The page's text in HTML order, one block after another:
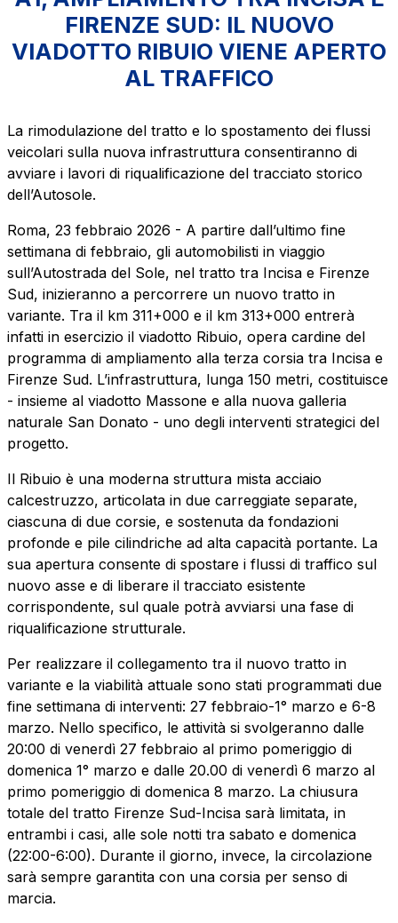
Il gruppo
Tecne
La società di ingegneria del gruppo Autostrade per
Amplia
Società leader in Italia nella realizzazione di
infrastrutture complesse
Elgea
Produzione e vendita di energia da fonti rinnovabili
AdMoving
spazi, servizi pubblicitari, gestione eventi nelle aree
di servizio
YouVerse
servizi amministrativi, generali, gestione immobili
Giovia
attività di pulizia su piazzali esterni, superfici a verde
e servizi igienici
Società Italiana per il Traforo del Monte Bianco
S.p.A.
Km rete: 6
Scadenza concessione: 2050
Raccordo Autostradale Valle d’Aosta S.p.A.
Km rete: 32
Scadenza concessione: 2032
Scopri la nostra App
cellulare per scaricare l’App
Vai alla pagina
FIRENZE SUD: IL NUOVO
VIADOTTO RIBUIO VIENE APERTO
AL TRAFFICO
La rimodulazione del tratto e lo spostamento dei flussi
veicolari sulla nuova infrastruttura consentiranno di
avviare i lavori di riqualificazione del tracciato storico
dell’Autosole.
Roma, 23 febbraio 2026 - A partire dall’ultimo fine
settimana di febbraio, gli automobilisti in viaggio
sull’Autostrada del Sole, nel tratto tra Incisa e Firenze
Sud, inizieranno a percorrere un nuovo tratto in
variante. Tra il km 311+000 e il km 313+000 entrerà
infatti in esercizio il viadotto Ribuio, opera cardine del
programma di ampliamento alla terza corsia tra Incisa e
Firenze Sud. L’infrastruttura, lunga 150 metri, costituisce
- insieme al viadotto Massone e alla nuova galleria
naturale San Donato - uno degli interventi strategici del
progetto.
Il Ribuio è una moderna struttura mista acciaio
calcestruzzo, articolata in due carreggiate separate,
ciascuna di due corsie, e sostenuta da fondazioni
profonde e pile cilindriche ad alta capacità portante. La
sua apertura consente di spostare i flussi di traffico sul
nuovo asse e di liberare il tracciato esistente
corrispondente, sul quale potrà avviarsi una fase di
riqualificazione strutturale.
Per realizzare il collegamento tra il nuovo tratto in
variante e la viabilità attuale sono stati programmati due
fine settimana di interventi: 27 febbraio-1° marzo e 6-8
marzo. Nello specifico, le attività si svolgeranno dalle
20:00 di venerdì 27 febbraio al primo pomeriggio di
domenica 1° marzo e dalle 20.00 di venerdì 6 marzo al
primo pomeriggio di domenica 8 marzo. La chiusura
totale del tratto Firenze Sud-Incisa sarà limitata, in
entrambi i casi, alle sole notti tra sabato e domenica
(22:00-6:00). Durante il giorno, invece, la circolazione
sarà sempre garantita con una corsia per senso di
marcia.